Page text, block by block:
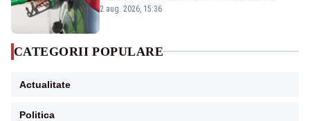
2 aug. 2026, 15:36
CATEGORII POPULARE
Actualitate
Politica